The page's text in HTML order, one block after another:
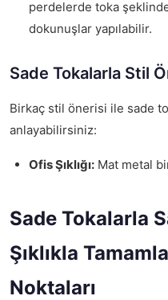
perdelerde toka
dokunuşlar yapılabilir.
Sade Tokalarla Stil
Birkaç stil önerisi ile sade
anlayabilirsiniz:
Ofis Şıklığı: Mat metal
Sade Tokalarla
Şıklıkla
Noktaları